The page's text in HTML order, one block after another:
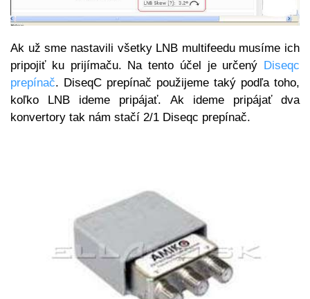
Ak už sme nastavili všetky LNB multifeedu musíme ich
pripojiť ku prijímaču. Na tento účel je určený Diseqc
prepínač. DiseqC prepínač použijeme taký podľa toho,
koľko LNB ideme pripájať. Ak ideme pripájať dva
konvertory tak nám stačí 2/1 Diseqc prepínač.